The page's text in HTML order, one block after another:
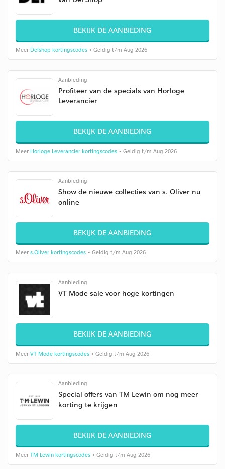
BEKIJK DE AANBIEDING
Meer Defshop kortingscodes • Geldig t/m Aug 2026
Aanbieding
Profiteer van de specials van Horloge
Leverancier
BEKIJK DE AANBIEDING
Meer Horloge Leverancier kortingscodes • Geldig t/m Aug 2026
Aanbieding
Show de nieuwe collecties van s. Oliver nu
online
BEKIJK DE AANBIEDING
Meer s.Oliver kortingscodes • Geldig t/m Aug 2026
Aanbieding
VT Mode sale voor hoge kortingen
BEKIJK DE AANBIEDING
Meer VT Mode kortingscodes • Geldig t/m Aug 2026
Aanbieding
Special offers van TM Lewin om nog meer
korting te krijgen
BEKIJK DE AANBIEDING
Meer TM Lewin kortingscodes • Geldig t/m Aug 2026